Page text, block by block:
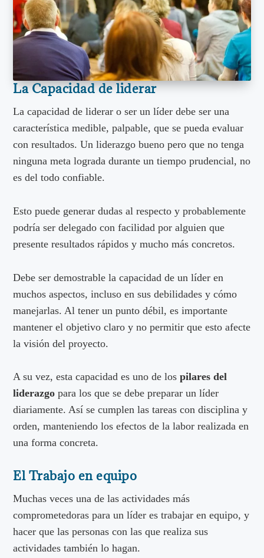
La Capacidad de liderar
La capacidad de liderar o ser un líder debe ser una
característica medible, palpable, que se pueda evaluar
con resultados. Un liderazgo bueno pero que no tenga
ninguna meta lograda durante un tiempo prudencial, no
es del todo confiable.
Esto puede generar dudas al respecto y probablemente
podría ser delegado con facilidad por alguien que
presente resultados rápidos y mucho más concretos.
Debe ser demostrable la capacidad de un líder en
muchos aspectos, incluso en sus debilidades y cómo
manejarlas. Al tener un punto débil, es importante
mantener el objetivo claro y no permitir que esto afecte
la visión del proyecto.
A su vez, esta capacidad es uno de los pilares del
liderazgo para los que se debe preparar un líder
diariamente. Así se cumplen las tareas con disciplina y
orden, manteniendo los efectos de la labor realizada en
una forma concreta.
El Trabajo en equipo
Muchas veces una de las actividades más
comprometedoras para un líder es trabajar en equipo, y
hacer que las personas con las que realiza sus
actividades también lo hagan.